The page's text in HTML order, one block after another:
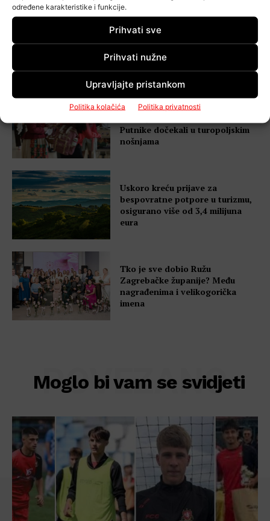
određene karakteristike i funkcije.
Prihvati sve
Prihvati nužne
Upravljajte pristankom
Politika kolačića Politika privatnosti
Traži se najbolji domaćin
Zagrebačke županije: Otvoren
javni natječaj za 2026. godinu
Zagrebačka županija predstavila
Putnike dočekali u turopoljskim
nošnjama
Uskoro kreću prijave za
bespovratne potpore u turizmu,
osigurano više od 3,4 milijuna
eura
Tko je sve dobio Ružu
Zagrebačke županije? Među
nagrađenima i velikogorička
imena
Moglo bi vam se svidjeti
POVEZANO